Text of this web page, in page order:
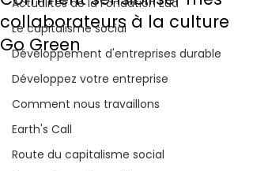
Actualités de la Fondation Eud
Le capitalisme social
Développement d'entreprises durable
Développez votre entreprise
Comment nous travaillons
Earth's Call
Route du capitalisme social
collaborateurs à la culture
Go Green